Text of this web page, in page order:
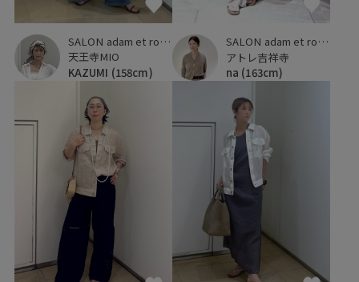
SALON adam et ropé
天王寺MIO
KAZUMI (158cm)
SALON adam et ropé
アトレ吉祥寺
na (163cm)